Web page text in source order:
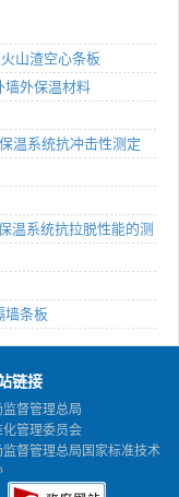
山渣空心条板
墙外保温材料
温系统抗冲击性测定
温系统抗拉脱性能的测
墙条板
链接
监督管理总局
化管理委员会
监督管理总局国家标准技术